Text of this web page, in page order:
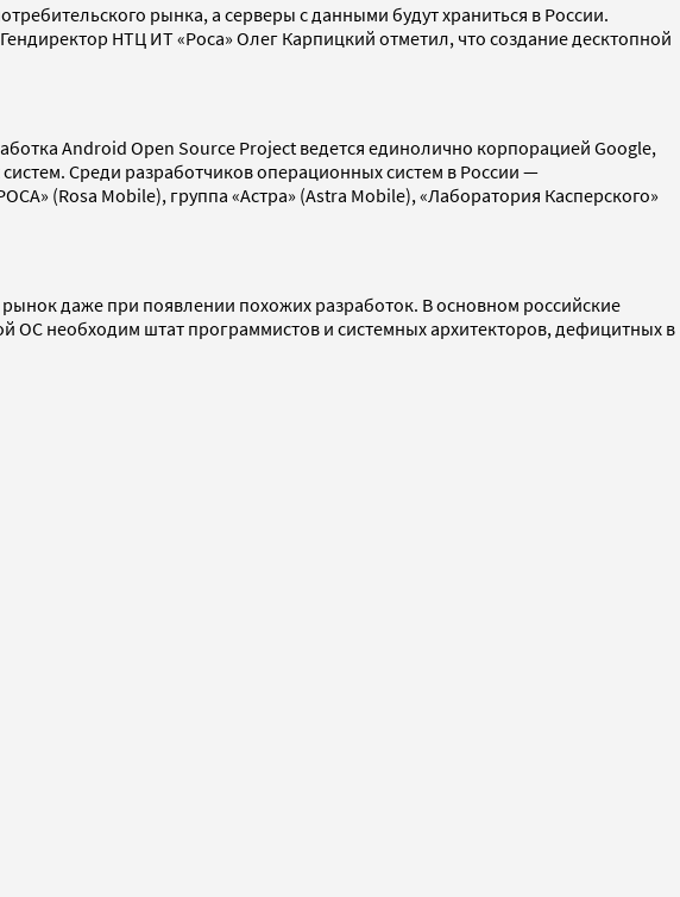
рынка, а серверы с данными будут храниться в России.
НТЦ ИТ «Роса» Олег Карпицкий отметил, что создание десктопной
Android Open Source Project ведется единолично корпорацией Google,
Среди разработчиков операционных систем в России —
(Rosa Mobile), группа «Астра» (Astra Mobile), «Лаборатория Касперского»
даже при появлении похожих разработок. В основном российские
ОС необходим штат программистов и системных архитекторов, дефицитных в